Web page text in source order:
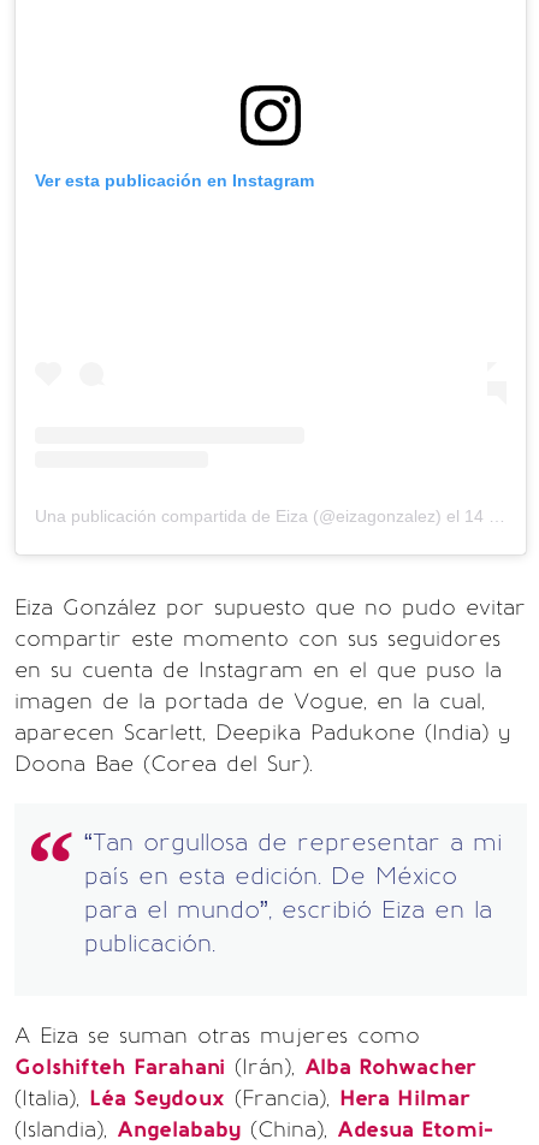
Ver esta publicación en Instagram
Una publicación compartida de Eiza (@eizagonzalez) el 14 Mar, 2019 a las 12:48 PDT
Eiza González por supuesto que no pudo evitar
compartir este momento con sus seguidores
en su cuenta de Instagram en el que puso la
imagen de la portada de Vogue, en la cual,
aparecen Scarlett, Deepika Padukone (India) y
Doona Bae (Corea del Sur).
“Tan orgullosa de representar a mi
país en esta edición. De México
para el mundo”, escribió Eiza en la
publicación.
A Eiza se suman otras mujeres como
Golshifteh Farahani (Irán), Alba Rohwacher
(Italia), Léa Seydoux (Francia), Hera Hilmar
(Islandia), Angelababy (China), Adesua Etomi-